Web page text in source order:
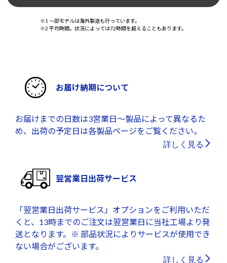
※1 一部モデルは海外製造も行っています。
※2 平均時間。状況によっては72時間を超えることもあります。
お届け納期について
お届けまでの日数は3営業日～製品によって異なるた
め、出荷の予定日は各製品ページをご覧ください。
詳しく見る
翌営業日出荷サービス
「翌営業日出荷サービス」オプションをご利用いただ
くと、13時までのご注文は翌営業日に当社工場より発
送となります。※ 部品状況によりサービスが使用でき
ない場合がございます。
詳しく見る